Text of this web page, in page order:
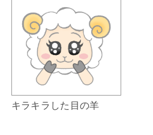
キラキラした目の羊